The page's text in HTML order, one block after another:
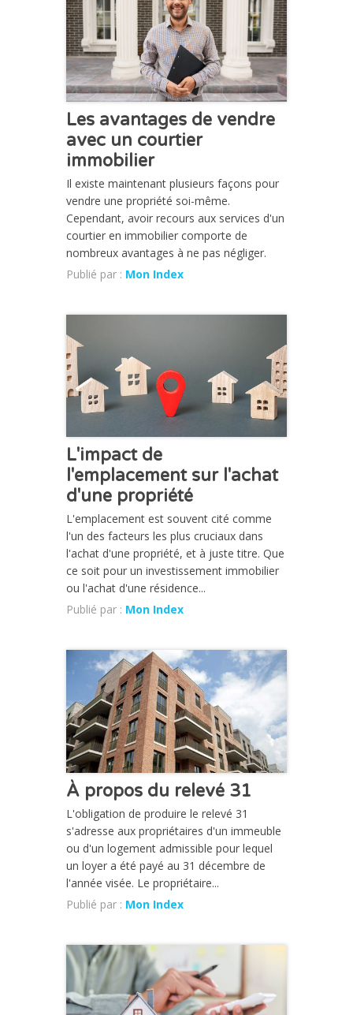
Les avantages de vendre
avec un courtier
immobilier
Il existe maintenant plusieurs façons pour
vendre une propriété soi-même.
Cependant, avoir recours aux services d'un
courtier en immobilier comporte de
nombreux avantages à ne pas négliger.
Publié par : Mon Index
L'impact de
l'emplacement sur l'achat
d'une propriété
L'emplacement est souvent cité comme
l'un des facteurs les plus cruciaux dans
l'achat d'une propriété, et à juste titre. Que
ce soit pour un investissement immobilier
ou l'achat d'une résidence...
Publié par : Mon Index
CHRONIQUE
À propos du relevé 31
L'obligation de produire le relevé 31
s'adresse aux propriétaires d'un immeuble
ou d'un logement admissible pour lequel
un loyer a été payé au 31 décembre de
l'année visée. Le propriétaire...
Publié par : Mon Index
CHRONIQUE